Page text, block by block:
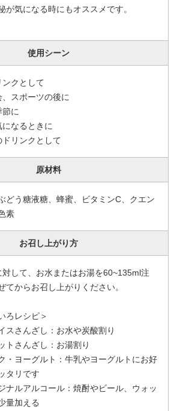
が気になる時にもオススメです。
使用シーン
クとして
スポーツの後に
に
るときに
ンクとして
原材料
どう糖液糖、蜂蜜、ビタミンC、クエン
素
お召し上がり方
対して、お水またはお湯を60~135ml注
てからお召し上がりください。
ろレシピ＞
スさんざし：お水や炭酸割り
トさんざし：お湯割り
・ヨーグルト：牛乳やヨーグルトにお好
タリです
ナルアルコール：焼酎やビール、ウォッ
量加える